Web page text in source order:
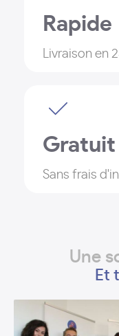
Rapide
Livraison en
Gratuit
Sans frais
Une
Et